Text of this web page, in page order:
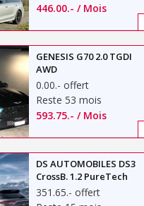
446.00.- / Mois
GENESIS G70 2.0 TGDI
AWD
0.00.- offert
Reste 53 mois
593.75.- / Mois
DS AUTOMOBILES DS3
CrossB. 1.2 PureTech
351.65.- offert